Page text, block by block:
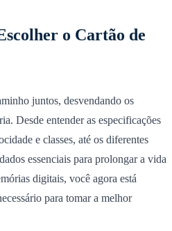
o Cartão de
juntos, desvendando os
Desde entender as especificações
e classes, até os diferentes
essenciais para prolongar a vida
digitais, você agora está
para tomar a melhor